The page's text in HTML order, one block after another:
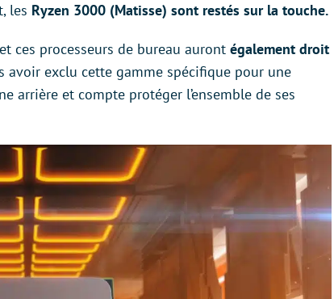
les Ryzen 3000 (Matisse) sont restés sur la touche.
et ces processeurs de bureau auront également droit
avoir exclu cette gamme spécifique pour une
arrière et compte protéger l’ensemble de ses